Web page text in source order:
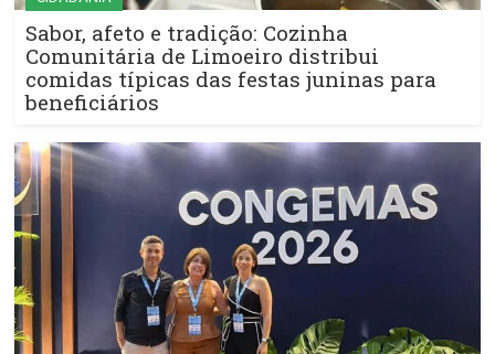
Sabor, afeto e tradição: Cozinha
Comunitária de Limoeiro distribui
comidas típicas das festas juninas para
beneficiários